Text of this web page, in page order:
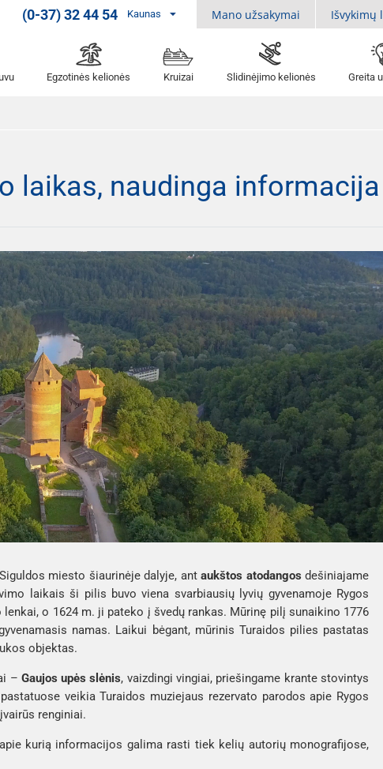
(0-37) 32 44 54 Kaunas Mano užsakymai Išvykimų
Egzotinės kelionės Kruizai Slidinėjimo kelionės Greita
laikas, naudinga informacija
miesto šiaurinėje dalyje, antaukštos atodangos dešiniajame
laikais ši pilis buvo viena svarbiausių lyvių gyvenamoje Rygos
o 1624 m. ji pateko į švedų rankas. Mūrinę pilį sunaikino 1776
namas. Laikui bėgant, mūrinis Turaidos pilies pastatas
objektas.
– Gaujos upės slėnis, vaizdingi vingiai, priešingame krante stovintys
veikia Turaidos muziejaus rezervato parodos apie Rygos
renginiai.
kurią informacijos galima rasti tiek kelių autorių monografijose,